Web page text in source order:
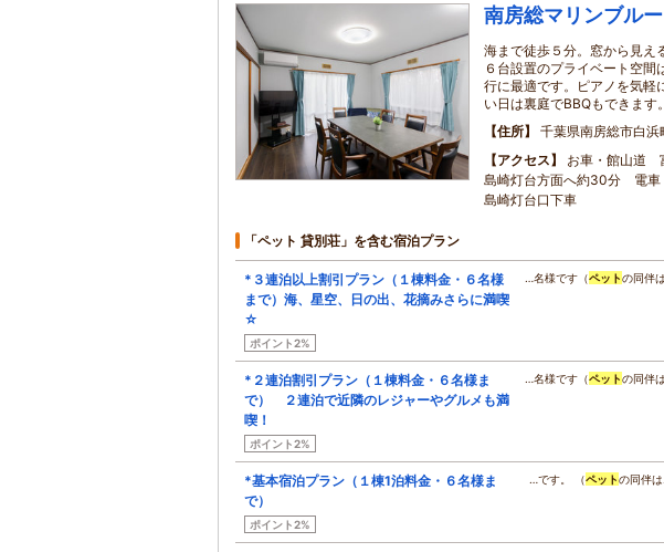
南房総マリンブル
海まで徒歩５分。窓から見え
６台設置のプライベート空
行に最適です。ピアノを気軽
い日は裏庭でBBQもできます。
住所
千葉県南房総市白
アクセス
お車・館山道
島崎灯台方面へ約30分 電車
島崎灯台口下車
「ペット 貸別荘」を含む宿泊プラン
*３連泊以上割引プラン（１棟料金・６名様
まで）海、星空、日の出、花摘みさらに満喫
☆
ポイント2%
…名様です（ペットの同伴
*２連泊割引プラン（１棟料金・６名様ま
で） ２連泊で近隣のレジャーやグルメも満
喫！
ポイント2%
…名様です（ペットの同伴
*基本宿泊プラン（１棟1泊料金・６名様ま
で）
ポイント2%
…です。 （ペットの同伴は…